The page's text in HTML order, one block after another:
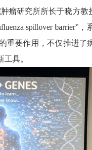
瘤研究所所长于晓方
spillover barrier”，
重要作用，不仅推进了
具。